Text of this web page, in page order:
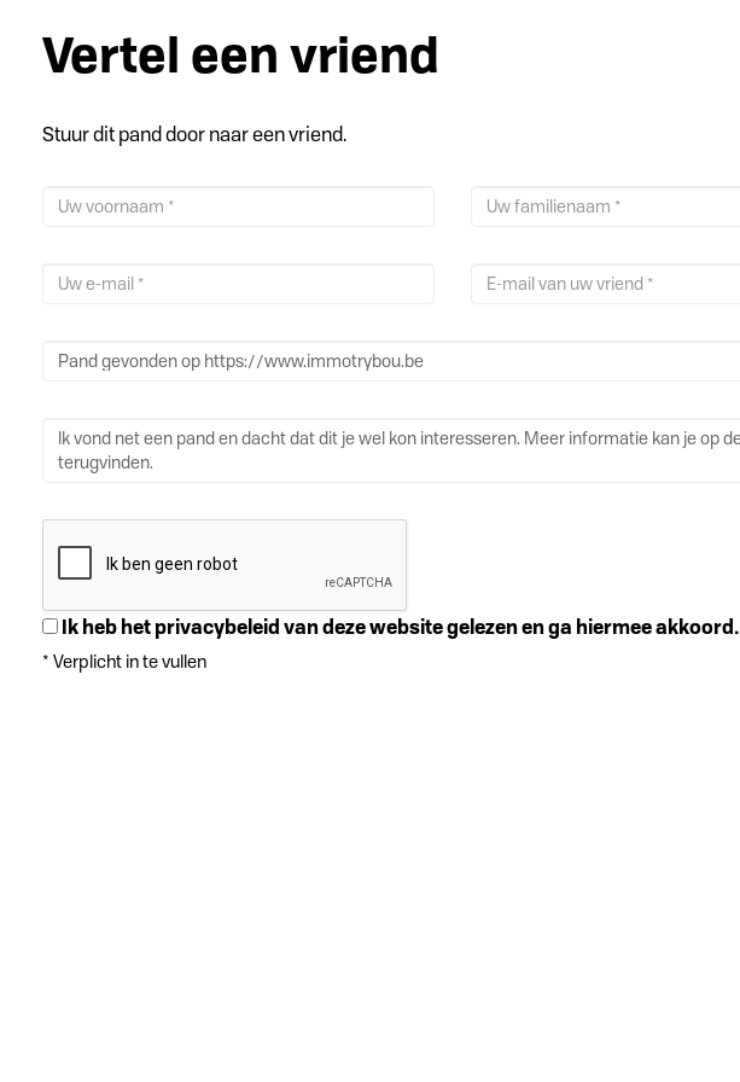
Vertel een vriend
Stuur dit pand door naar een vriend.
Ik heb het privacybeleid van deze website gelezen en ga hiermee akkoord.
* Verplicht in te vullen